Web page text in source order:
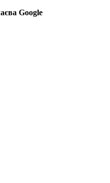
Google